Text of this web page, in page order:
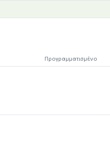
Προγραμματισμένο